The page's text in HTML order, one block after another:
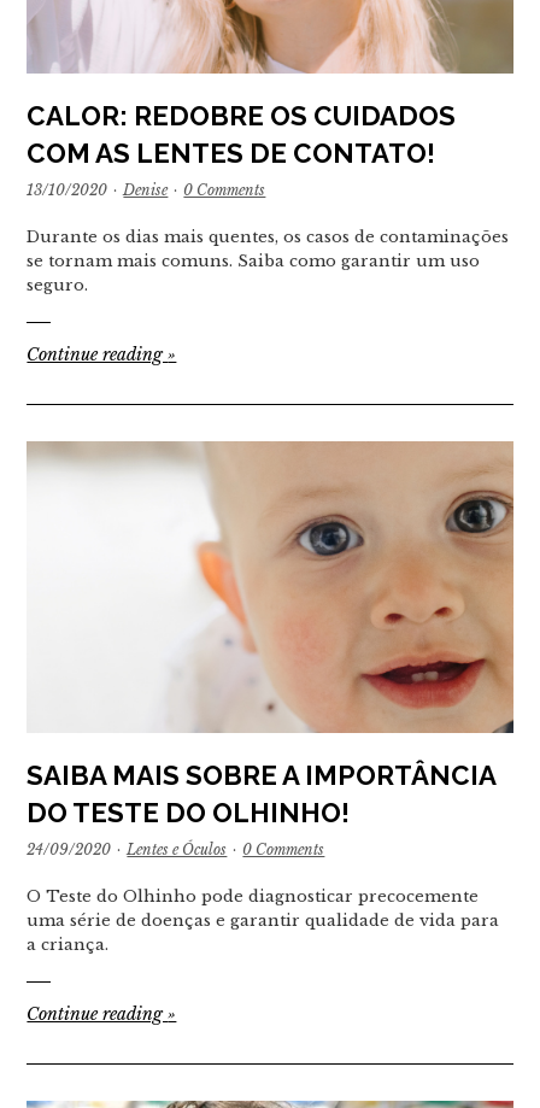
CALOR: REDOBRE OS CUIDADOS
COM AS LENTES DE CONTATO!
13/10/2020 · Denise · 0 Comments
Durante os dias mais quentes, os casos de contaminações
se tornam mais comuns. Saiba como garantir um uso
seguro.
Continue reading»
SAIBA MAIS SOBRE A IMPORTÂNCIA
DO TESTE DO OLHINHO!
24/09/2020 · Lentes e Óculos · 0 Comments
O Teste do Olhinho pode diagnosticar precocemente
uma série de doenças e garantir qualidade de vida para
a criança.
Continue reading»